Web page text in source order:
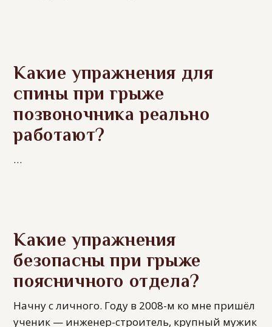
Какие упражнения для
спины при грыже
позвоночника реально
работают?
…
Какие упражнения
безопасны при грыже
поясничного отдела?
Начну с личного. Году в 2008-м ко мне пришёл
ученик — инженер-строитель, крупный мужик